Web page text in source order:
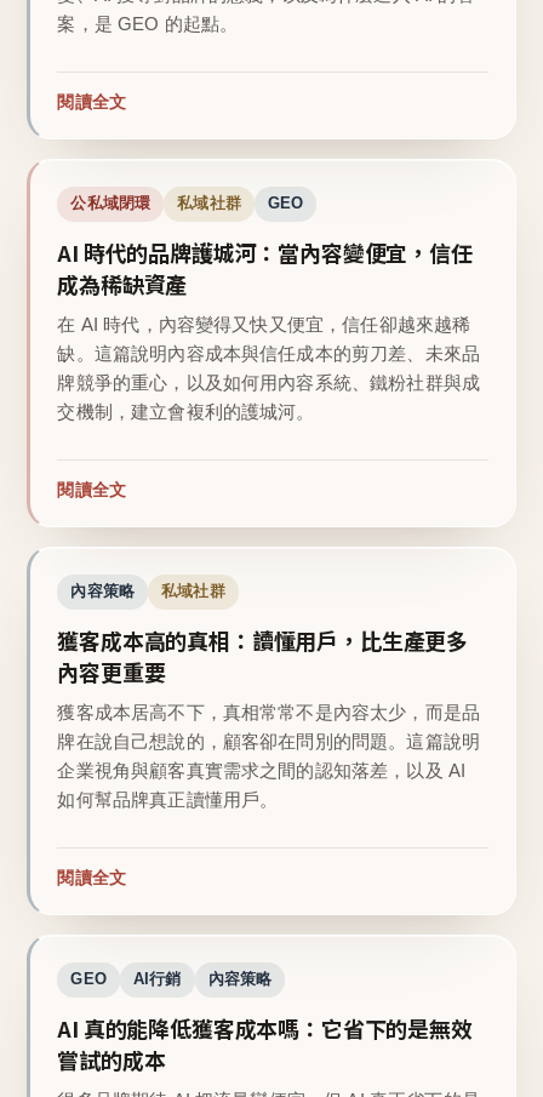
案，是 GEO 的起點。
閱讀全文
公私域閉環 私域社群 GEO
AI 時代的品牌護城河：當內容變便宜，信任
成為稀缺資產
在 AI 時代，內容變得又快又便宜，信任卻越來越稀
缺。這篇說明內容成本與信任成本的剪刀差、未來品
牌競爭的重心，以及如何用內容系統、鐵粉社群與成
交機制，建立會複利的護城河。
閱讀全文
內容策略 私域社群
獲客成本高的真相：讀懂用戶，比生產更多
內容更重要
獲客成本居高不下，真相常常不是內容太少，而是品
牌在說自己想說的，顧客卻在問別的問題。這篇說明
企業視角與顧客真實需求之間的認知落差，以及 AI
如何幫品牌真正讀懂用戶。
閱讀全文
GEO AI行銷 內容策略
AI 真的能降低獲客成本嗎：它省下的是無效
嘗試的成本